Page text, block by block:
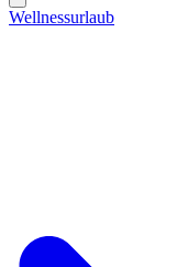
Wellnessurlaub